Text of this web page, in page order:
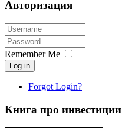
Авторизация
Remember Me
Log in
Forgot Login?
Книга про инвестиции